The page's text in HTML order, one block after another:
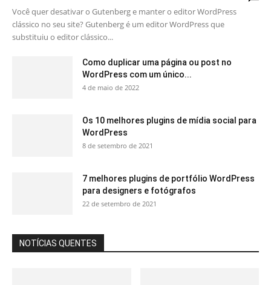
Você quer desativar o Gutenberg e manter o editor WordPress
clássico no seu site? Gutenberg é um editor WordPress que
substituiu o editor clássico...
Como duplicar uma página ou post no
WordPress com um único...
4 de maio de 2022
Os 10 melhores plugins de mídia social para
WordPress
8 de setembro de 2021
7 melhores plugins de portfólio WordPress
para designers e fotógrafos
22 de setembro de 2021
NOTÍCIAS QUENTES